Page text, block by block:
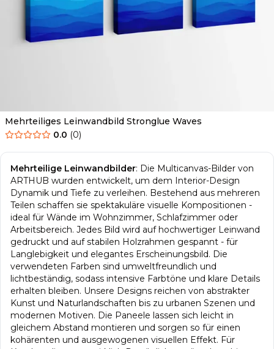
Mehrteiliges Leinwandbild Stronglue Waves
0.0 (0)
Mehrteilige Leinwandbilder: Die Multicanvas-Bilder von
ARTHUB wurden entwickelt, um dem Interior-Design
Dynamik und Tiefe zu verleihen. Bestehend aus mehreren
Teilen schaffen sie spektakuläre visuelle Kompositionen -
ideal für Wände im Wohnzimmer, Schlafzimmer oder
Arbeitsbereich. Jedes Bild wird auf hochwertiger Leinwand
gedruckt und auf stabilen Holzrahmen gespannt - für
Langlebigkeit und elegantes Erscheinungsbild. Die
verwendeten Farben sind umweltfreundlich und
lichtbeständig, sodass intensive Farbtöne und klare Details
erhalten bleiben. Unsere Designs reichen von abstrakter
Kunst und Natur­landschaften bis zu urbanen Szenen und
modernen Motiven. Die Paneele lassen sich leicht in
gleichem Abstand montieren und sorgen so für einen
kohärenten und ausgewogenen visuellen Effekt. Für